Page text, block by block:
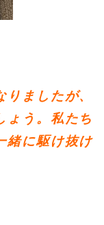
りましたが、
う。 私たち
緒に駆け抜け